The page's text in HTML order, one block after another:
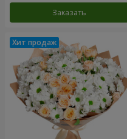
Заказать